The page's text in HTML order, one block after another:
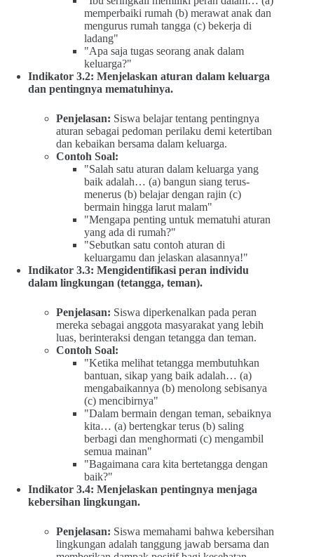
memperbaiki rumah (b) merawat anak dan
mengurus rumah tangga (c) bekerja di
ladang"
"Apa saja tugas seorang anak dalam
keluarga?"
Indikator 3.2: Menjelaskan aturan dalam keluarga
dan pentingnya mematuhinya.
Penjelasan: Siswa belajar tentang pentingnya
aturan sebagai pedoman perilaku demi ketertiban
dan kebaikan bersama dalam keluarga.
Contoh Soal:
"Salah satu aturan dalam keluarga yang
baik adalah… (a) bangun siang terus-
menerus (b) belajar dengan rajin (c)
bermain hingga larut malam"
"Mengapa penting untuk mematuhi aturan
yang ada di rumah?"
"Sebutkan satu contoh aturan di
keluargamu dan jelaskan alasannya!"
Indikator 3.3: Mengidentifikasi peran individu
dalam lingkungan (tetangga, teman).
Penjelasan: Siswa diperkenalkan pada peran
mereka sebagai anggota masyarakat yang lebih
luas, berinteraksi dengan tetangga dan teman.
Contoh Soal:
"Ketika melihat tetangga membutuhkan
bantuan, sikap yang baik adalah… (a)
mengabaikannya (b) menolong sebisanya
(c) mencibirnya"
"Dalam bermain dengan teman, sebaiknya
kita… (a) bertengkar terus (b) saling
berbagi dan menghormati (c) mengambil
semua mainan"
"Bagaimana cara kita bertetangga dengan
baik?"
Indikator 3.4: Menjelaskan pentingnya menjaga
kebersihan lingkungan.
Penjelasan: Siswa memahami bahwa kebersihan
lingkungan adalah tanggung jawab bersama dan